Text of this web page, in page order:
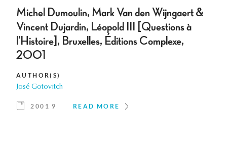
Michel Dumoulin, Mark Van den Wijngaert &
Vincent Dujardin, Léopold III [Questions à
l'Histoire], Bruxelles, Éditions Complexe,
2001
AUTHOR(S)
José Gotovitch
2001 9 READ MORE